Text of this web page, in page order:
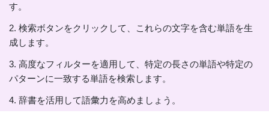
す。
2. 検索ボタンをクリックして、これらの文字を含む単語を生
成します。
3. 高度なフィルターを適用して、特定の長さの単語や特定の
パターンに一致する単語を検索します。
4. 辞書を活用して語彙力を高めましょう。